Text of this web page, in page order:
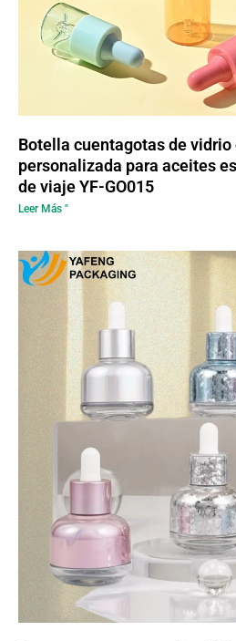
Botella cuentagotas de vidrio
personalizada para aceites
de viaje YF-GO015
Leer Más "